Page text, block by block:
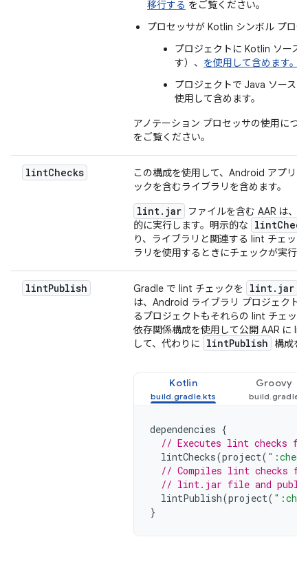
移行する をご覧ください。
プロセッサが Kotlin シンボル プロ
プロジェクトに Kotlin ソース
す）、 を使用して含めます。
プロジェクトで Java ソース
使用して含めます。
アノテーション プロセッサの使用につ
をご覧ください。
lintChecks
この構成を使用して、Android アプリ
ックを含むライブラリを含めます。
lint.jar
ファイルを含む AAR は、
的に実行します。明示的な
り、ライブラリと関連する lint チェッ
ラリを使用するときにチェックが実行
lintPublish Gradle で lint チェックを lint. jar
は、Android ライブラリ プロジェクト
るプロジェクトもそれらの lint チェッ
依存関係構成を使用して公開 AAR に
して、代わりに
lintPublish 構成を
Kotlin Groovy
dependencies {
// Executes lint checks
lintChecks(project(
// Compiles lint checks
// lint.jar file and
lintPublish(project(
}